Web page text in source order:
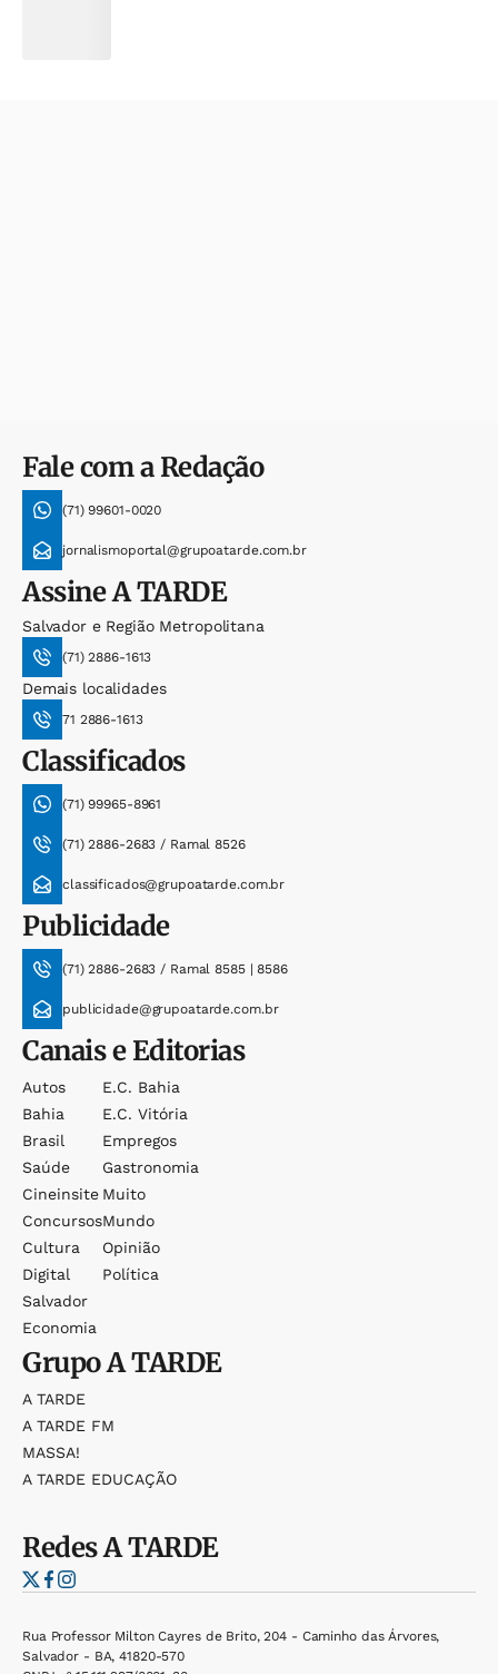
Fale com a Redação
(71) 99601-0020
jornalismoportal@grupoatarde.com.br
AssineA TARDE
Salvador e Região Metropolitana
(71) 2886-1613
Demais localidades
71 2886-1613
Classificados
(71) 99965-8961
(71) 2886-2683 / Ramal 8526
classificados@grupoatarde.com.br
Publicidade
(71) 2886-2683 / Ramal 8585 | 8586
publicidade@grupoatarde.com.br
Canais e Editorias
Autos
Bahia
Brasil
Saúde
Cineinsite
Concursos
Cultura
Digital
Salvador
Economia
E.c. Bahia
E.c. Vitória
Empregos
Gastronomia
Muito
Mundo
Opinião
Política
GrupoA TARDE
A TARDE
A TARDE FM
MASSA!
A TARDE EDUCAÇÃO
RedesA TARDE
Rua Professor Milton Cayres de Brito, 204 - Caminho das Árvores,
Salvador - BA, 41820-570